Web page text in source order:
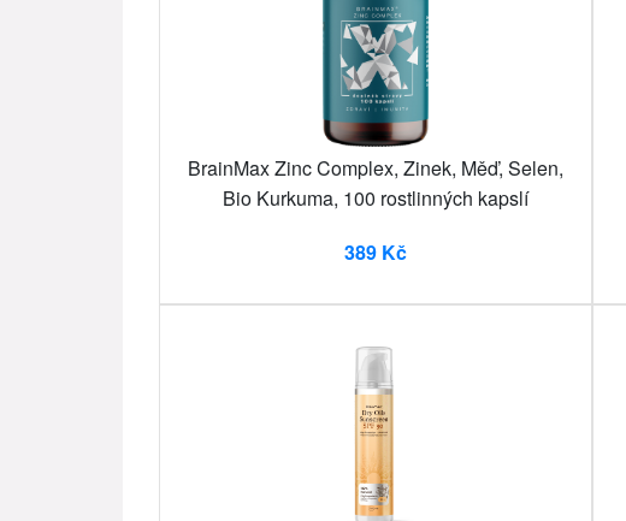
BrainMax Zinc Complex, Zinek, Měď, Selen,
Bio Kurkuma, 100 rostlinných kapslí
389 Kč